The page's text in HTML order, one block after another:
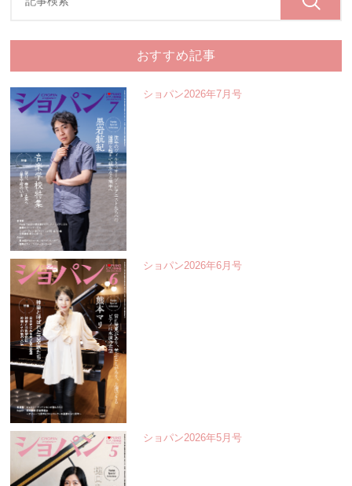
おすすめ記事
ショパン2026年7月号
ショパン2026年6月号
ショパン2026年5月号